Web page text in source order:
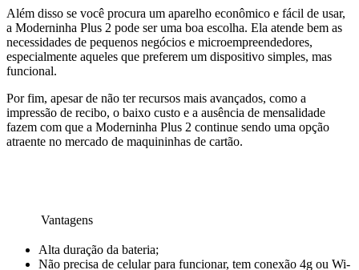
Além disso se você procura um aparelho econômico e fácil de usar,
a Moderninha Plus 2 pode ser uma boa escolha. Ela atende bem as
necessidades de pequenos negócios e microempreendedores,
especialmente aqueles que preferem um dispositivo simples, mas
funcional.
Por fim, apesar de não ter recursos mais avançados, como a
impressão de recibo, o baixo custo e a ausência de mensalidade
fazem com que a Moderninha Plus 2 continue sendo uma opção
atraente no mercado de maquininhas de cartão.
Vantagens
Alta duração da bateria;
Não precisa de celular para funcionar, tem conexão 4g ou Wi-